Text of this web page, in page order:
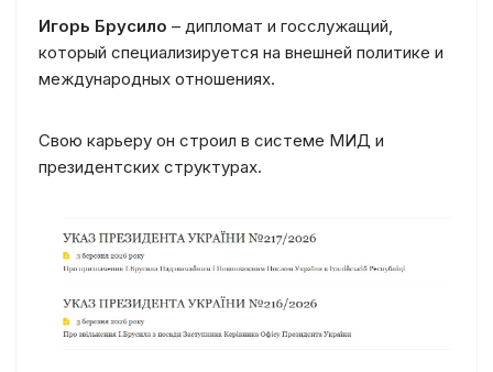
Игорь Брусило – дипломат и госслужащий,
который специализируется на внешней политике и
международных отношениях.
Свою карьеру он строил в системе МИД и
президентских структурах.